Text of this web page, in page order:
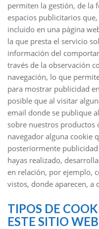
permiten la gestión, de la
espacios publicitarios
incluido en una página
la que presta el servicio
información del
través de la observación
navegación, lo que
para mostrar publicidad
posible que al visitar
email donde se publique
sobre nuestros productos
navegador alguna cookie
posteriormente
hayas realizado,
en relación, por ejemplo,
vistos, donde aparecen, a
TIPOS DE
ESTE SITIO WEB